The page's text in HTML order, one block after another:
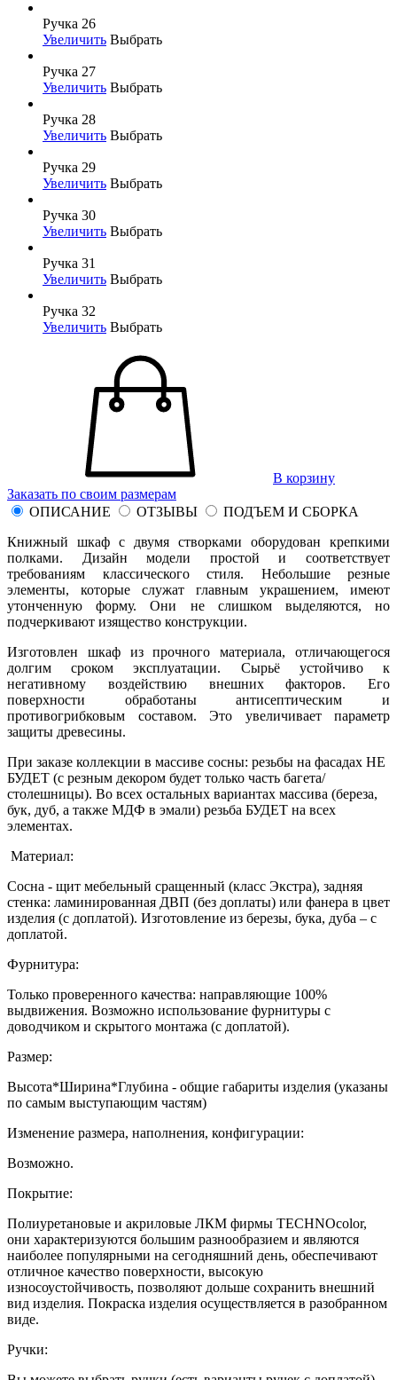
Ручка 26
Увеличить Выбрать
Ручка 27
Увеличить Выбрать
Ручка 28
Увеличить Выбрать
Ручка 29
Увеличить Выбрать
Ручка 30
Увеличить Выбрать
Ручка 31
Увеличить Выбрать
Ручка 32
Увеличить Выбрать
В корзину
Заказать по своим размерам
ОПИСАНИЕ
ОТЗЫВЫ
ПОДЪЕМ И СБОРКА
Книжный шкаф с двумя створками оборудован крепкими
полками. Дизайн модели простой и соответствует
требованиям классического стиля. Небольшие резные
элементы, которые служат главным украшением, имеют
утонченную форму. Они не слишком выделяются, но
подчеркивают изящество конструкции.
Изготовлен шкаф из прочного материала, отличающегося
долгим сроком эксплуатации. Сырьё устойчиво к
негативному воздействию внешних факторов. Его
поверхности обработаны антисептическим и
противогрибковым составом. Это увеличивает параметр
защиты древесины.
При заказе коллекции в массиве сосны: резьбы на фасадах НЕ
БУДЕТ (с резным декором будет только часть багета/
столешницы). Во всех остальных вариантах массива (береза,
бук, дуб, а также МДФ в эмали) резьба БУДЕТ на всех
элементах.
Материал:
Сосна - щит мебельный сращенный (класс Экстра), задняя
стенка: ламинированная ДВП (без доплаты) или фанера в цвет
изделия (с доплатой). Изготовление из березы, бука, дуба – с
доплатой.
Фурнитура:
Только проверенного качества: направляющие 100%
выдвижения. Возможно использование фурнитуры с
доводчиком и скрытого монтажа (с доплатой).
Размер:
Высота*Ширина*Глубина - общие габариты изделия (указаны
по самым выступающим частям)
Изменение размера, наполнения, конфигурации:
Возможно.
Покрытие:
Полиуретановые и акриловые ЛКМ фирмы TECHNOcolor,
они характеризуются большим разнообразием и являются
наиболее популярными на сегодняшний день, обеспечивают
отличное качество поверхности, высокую
износоустойчивость, позволяют дольше сохранить внешний
вид изделия. Покраска изделия осуществляется в разобранном
виде.
Ручки: